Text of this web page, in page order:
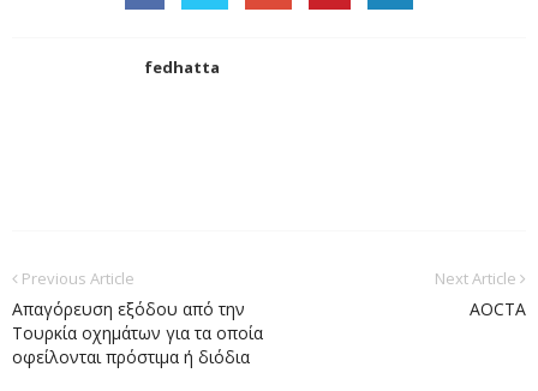
fedhatta
Previous Article
Απαγόρευση εξόδου από την
Τουρκία οχημάτων για τα οποία
οφείλονται πρόστιμα ή διόδια
Next Article
AOCTA